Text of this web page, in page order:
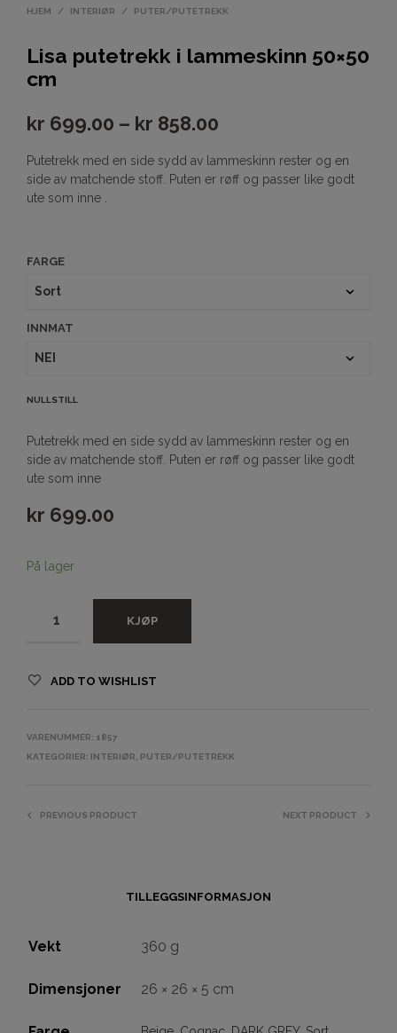
HJEM / INTERIØR / PUTER/PUTETREKK
Lisa putetrekk i lammeskinn 50×50
cm
kr 699.00 – kr 858.00
Putetrekk med en side sydd av lammeskinn rester og en
side av matchende stoff. Puten er røff og passer like godt
ute som inne .
FARGE
INNMAT
NULLSTILL
Putetrekk med en side sydd av lammeskinn rester og en
side av matchende stoff. Puten er røff og passer like godt
ute som inne
kr 699.00
På lager
KJØP
ADD TO WISHLIST
VARENUMMER: 1857
KATEGORIER: INTERIØR PUTER/PUTETREKK
PREVIOUS PRODUCT NEXT PRODUCT
TILLEGGSINFORMASJON
Vekt 360 g
Dimensjoner 26 × 26 × 5 cm